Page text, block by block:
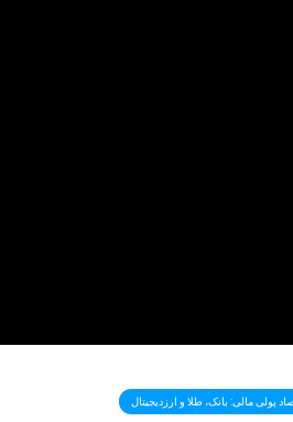
پولی مالی: بانک، طلا و ارزدیجیتال‌